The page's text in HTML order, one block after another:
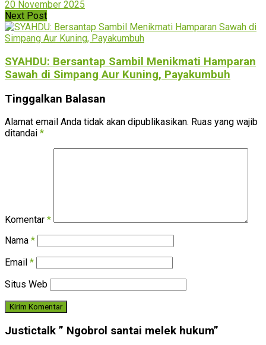
20 November 2025
Next Post
SYAHDU: Bersantap Sambil Menikmati Hamparan
Sawah di Simpang Aur Kuning, Payakumbuh
Tinggalkan Balasan
Alamat email Anda tidak akan dipublikasikan. Ruas yang wajib
ditandai *
Komentar *
Nama *
Email *
Situs Web
Justictalk ” Ngobrol santai melek hukum”